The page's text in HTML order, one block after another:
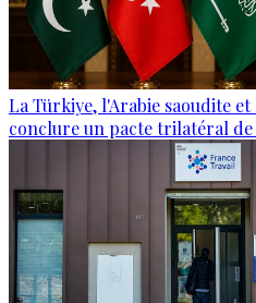
La Türkiye, l'Arabie saoudite
conclure un pacte trilatéral de